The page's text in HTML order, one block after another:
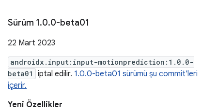
Sürüm 1.0.0-beta01
22 Mart 2023
androidx.input:input-motionprediction:1.0.0-
beta01
iptal edilir. 1.0.0-beta01 sürümü şu commit'leri
içerir.
Yeni Özellikler